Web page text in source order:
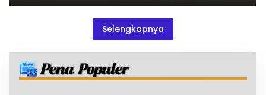
Selengkapnya